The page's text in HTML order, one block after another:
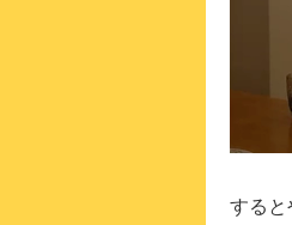
すると